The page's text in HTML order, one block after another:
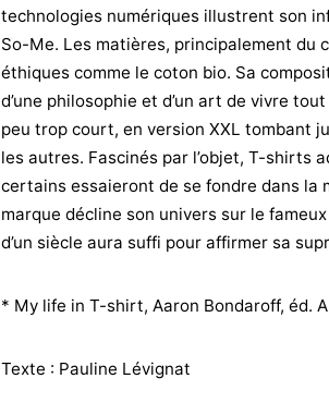
technologies numériques illustrent son
So-Me. Les matières, principalement du
éthiques comme le coton bio. Sa
d’une philosophie et d’un art de vivre
peu trop court, en version XXL tombant
les autres. Fascinés par l’objet, T-shirts
certains essaieront de se fondre dans la
marque décline son univers sur le
d’un siècle aura suffi pour affirmer sa
* My life in T-shirt, Aaron Bondaroff, éd.
Texte : Pauline Lévignat